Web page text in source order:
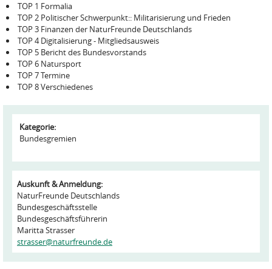
TOP 1 Formalia
TOP 2 Politischer Schwerpunkt:: Militarisierung und Frieden
TOP 3 Finanzen der NaturFreunde Deutschlands
TOP 4 Digitalisierung - Mitgliedsausweis
TOP 5 Bericht des Bundesvorstands
TOP 6 Natursport
TOP 7 Termine
TOP 8 Verschiedenes
Kategorie:
Bundesgremien
Auskunft & Anmeldung:
NaturFreunde Deutschlands
Bundesgeschäftsstelle
Bundesgeschäftsführerin
Maritta Strasser
strasser@naturfreunde.de